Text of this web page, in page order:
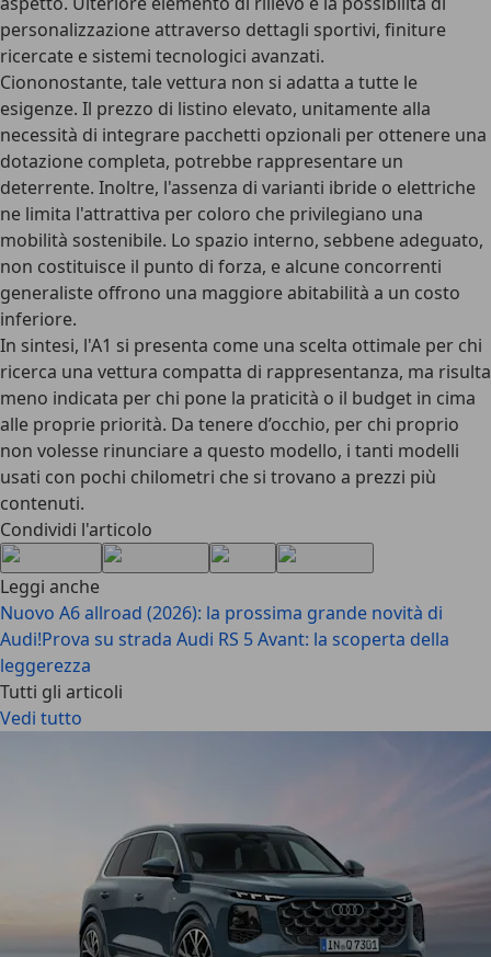
personalizzazione attraverso dettagli sportivi, finiture
ricercate e sistemi tecnologici avanzati.
Ciononostante, tale vettura non si adatta a tutte le
esigenze. Il prezzo di listino elevato, unitamente alla
necessità di integrare pacchetti opzionali per ottenere una
dotazione completa, potrebbe rappresentare un
deterrente. Inoltre, l'assenza di varianti ibride o elettriche
ne limita l'attrattiva per coloro che privilegiano una
mobilità sostenibile. Lo spazio interno, sebbene adeguato,
non costituisce il punto di forza, e alcune concorrenti
generaliste offrono una maggiore abitabilità a un costo
inferiore.
In sintesi, l'A1 si presenta come una scelta ottimale per chi
ricerca una vettura compatta di rappresentanza, ma risulta
meno indicata per chi pone la praticità o il budget in cima
alle proprie priorità. Da tenere d’occhio, per chi proprio
non volesse rinunciare a questo modello, i tanti modelli
usati con pochi chilometri che si trovano a prezzi più
contenuti.
Condividi l'articolo
Leggi anche
Nuovo A6 allroad (2026): la prossima grande novità di
Audi!Prova su strada Audi RS 5 Avant: la scoperta della
leggerezza
Tutti gli articoli
Vedi tutto